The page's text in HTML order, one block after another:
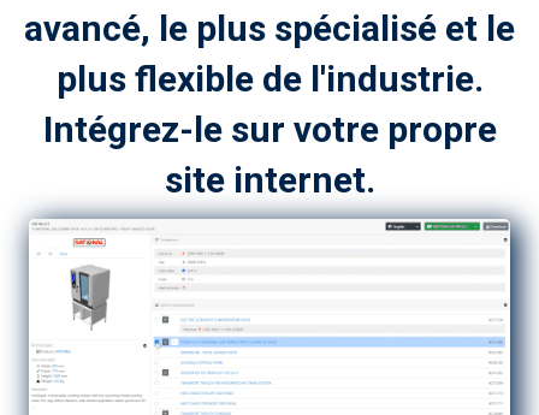
avancé, le plus spécialisé et le
plus flexible de l'industrie.
Intégrez-le sur votre propre
site internet.